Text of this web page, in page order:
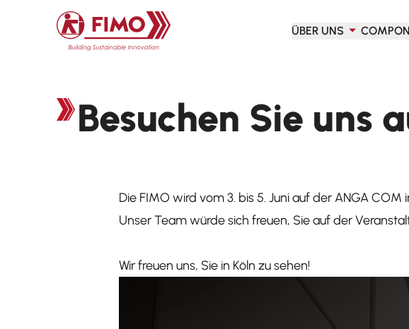
Zurück zur Startseite
ÜBER UNS
Besuchen Sie uns
Die FIMO wird vom 3. bis 5. Juni auf der ANGA COM
Unser Team würde sich freuen, Sie auf der
Wir freuen uns, Sie in Köln zu sehen!